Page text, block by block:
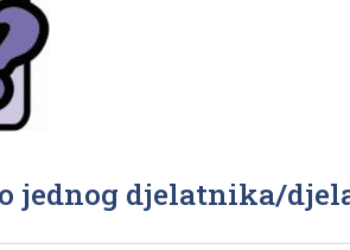
jednog djelatnika/